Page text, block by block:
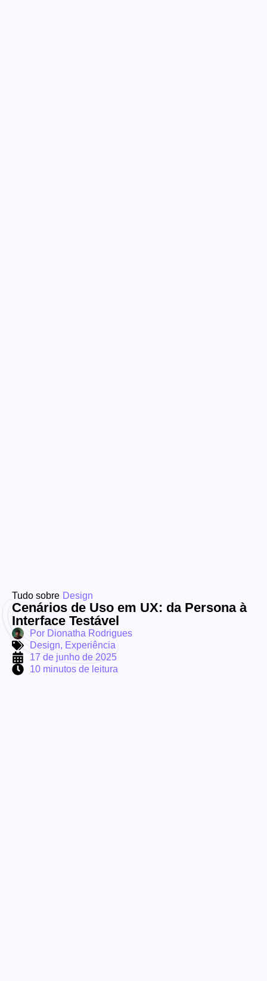
Tudo sobre Design
Cenários de Uso em UX: da Persona à
Interface Testável
Por Dionatha Rodrigues
Design, Experiência
17 de junho de 2025
10 minutos de leitura